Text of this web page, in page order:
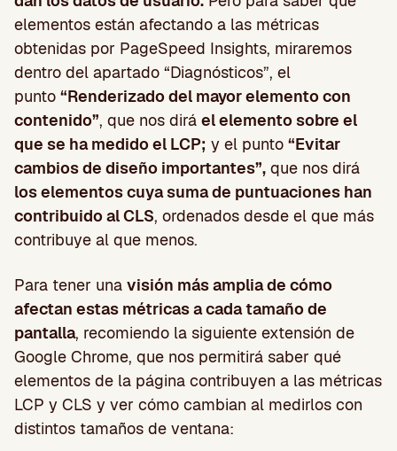
elementos están afectando a las métricas
obtenidas por PageSpeed Insights, miraremos
dentro del apartado “Diagnósticos”, el
punto “Renderizado del mayor elemento con
contenido”, que nos dirá el elemento sobre el
que se ha medido el LCP; y el punto “Evitar
cambios de diseño importantes”, que nos dirá
los elementos cuya suma de puntuaciones han
contribuido al CLS, ordenados desde el que más
contribuye al que menos.
Para tener una visión más amplia de cómo
afectan estas métricas a cada tamaño de
pantalla, recomiendo la siguiente extensión de
Google Chrome, que nos permitirá saber qué
elementos de la página contribuyen a las métricas
LCP y CLS y ver cómo cambian al medirlos con
distintos tamaños de ventana: